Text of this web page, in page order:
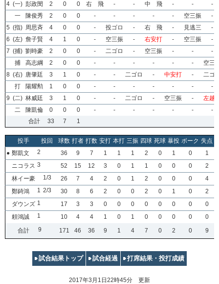
4 (一) 彭政閔 2 0 0 右 飛 - - 中 飛 - -
-
一
陳俊秀 2 0 0 - - - - - 空三振
-
5 (指) 周思斉 4 0 0 - 投ゴロ - 右 飛 - 見逃三
-
6 (左) 詹子賢 4 1 0 - 空三振 - 右安打 - 空三振
-
7 (捕) 劉時豪 2 0 0 - 二ゴロ - 空三振 - -
-
捕
高志綱 2 0 0 - - - - - -
空三
8 (右) 唐肇廷 3 1 0 - - 二ゴロ - 中安打 -
二ゴ
打
陽耀勲 1 0 0 - - - - - -
-
9 (二) 林威廷 3 1 0 - - 二ゴロ - 空三振 -
左越
二
陳凱倫 0 0 0 - - - - - -
-
合計
33 7 1
投手 投回 球数 打者 打数 安打 本打 三振 四球 死球 暴投 ボーク 失点
● 鄭凱文 2 36 9 7 1 1 1 2 0 1 0 1
ニコラス 3 52 15 12 3 0 1 1 0 0 0 2
林イー豪
1/3 26 7 4 2 0 1 2 0 0 0 4
鄭錡鴻
1 2/3 30 8 6 2 0 0 2 0 1 0 2
ダウンズ 1 17 3 3 0 0 0 0 0 0 0 0
頼鴻誠
1 10 4 4 1 0 1 0 0 0 0 0
合計
9 171 46 36 9 1 4 7 0 2 0 9
試合結果トップ 試合経過 打席結果・投打成績
2017年3月1日22時45分 更新